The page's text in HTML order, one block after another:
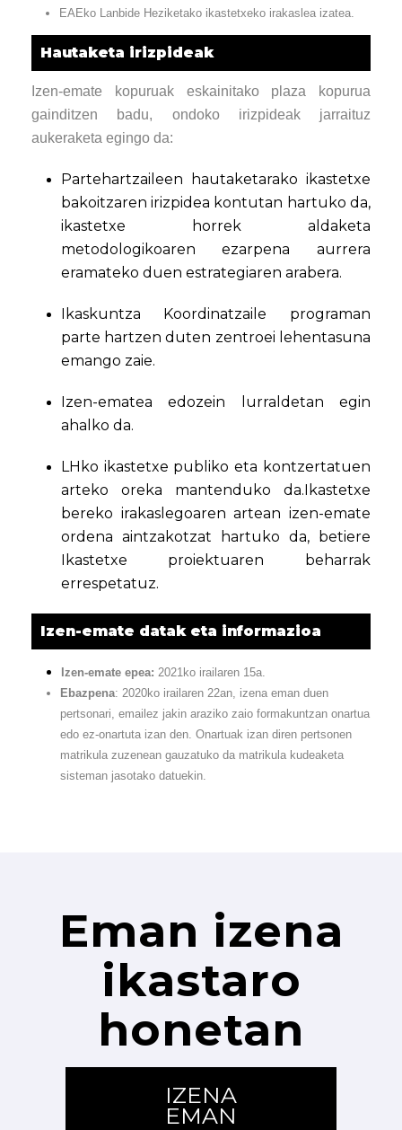
EAEko Lanbide Heziketako ikastetxeko irakaslea izatea.
Hautaketa irizpideak
Izen-emate kopuruak eskainitako plaza kopurua
gainditzen badu, ondoko irizpideak jarraituz
aukeraketa egingo da:
Partehartzaileen hautaketarako ikastetxe
bakoitzaren irizpidea kontutan hartuko da,
ikastetxe horrek aldaketa
metodologikoaren ezarpena aurrera
eramateko duen estrategiaren arabera.
Ikaskuntza Koordinatzaile programan
parte hartzen duten zentroei lehentasuna
emango zaie.
Izen-ematea edozein lurraldetan egin
ahalko da.
LHko ikastetxe publiko eta kontzertatuen
arteko oreka mantenduko da.Ikastetxe
bereko irakaslegoaren artean izen-emate
ordena aintzakotzat hartuko da, betiere
Ikastetxe proiektuaren beharrak
errespetatuz.
Izen-emate datak eta informazioa
Izen-emate epea: 2021ko irailaren 15a.
Ebazpena: 2020ko irailaren 22an, izena eman duen
pertsonari, emailez jakin araziko zaio formakuntzan onartua
edo ez-onartuta izan den. Onartuak izan diren pertsonen
matrikula zuzenean gauzatuko da matrikula kudeaketa
sisteman jasotako datuekin.
Eman izena
ikastaro
honetan
IZENA
EMAN